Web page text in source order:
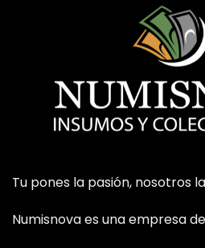
Tu pones la pasión, nosotros
Numisnova es una empresa